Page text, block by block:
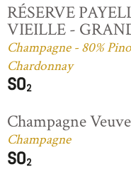
RÉSERVE
VIEILLE -
Champagne - 80%
Chardonnay
Champagne
Champagne